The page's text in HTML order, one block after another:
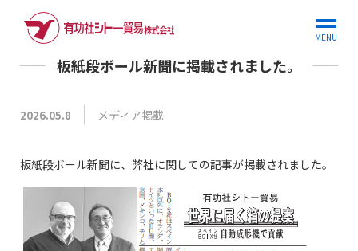
MENU
ホームお知らせ 板紙段ボール新聞に掲載されました。
板紙段ボール新聞に掲載されました。
2026.05.8 メディア掲載
板紙段ボール新聞に、弊社に関しての記事が掲載されました。